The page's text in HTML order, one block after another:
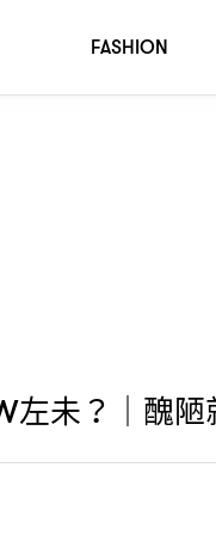
左未 ？｜ 醜陋
FASHION
Shadow，